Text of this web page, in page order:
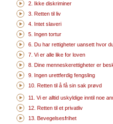
2. Ikke diskriminer
3. Retten til liv
4. Intet slaveri
5. Ingen tortur
6. Du har rettigheter uansett hvor
7. Vi er alle like for loven
8. Dine menneskerettigheter er
9. Ingen urettferdig fengsling
10. Retten til å få sin sak prøvd
11. Vi er alltid uskyldige inntil noe
12. Retten til et privatliv
13. Bevegelsesfrihet